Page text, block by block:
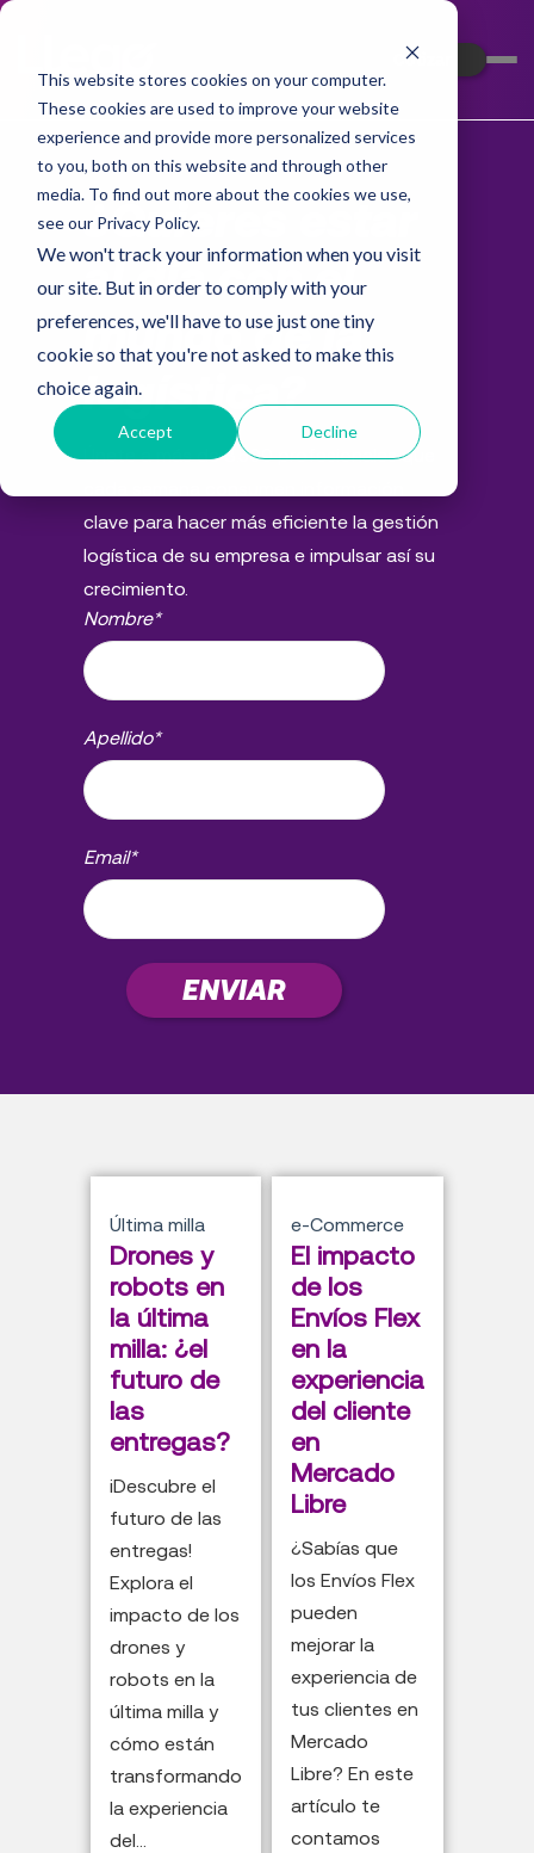
This website stores cookies on your computer.
These cookies are used to improve your website
experience and provide more personalized services
to you, both on this website and through other
media. To find out more about the cookies we use,
see our Privacy Policy.
We won't track your information when you visit
our site. But in order to comply with your
preferences, we'll have to use just one tiny
cookie so that you're not asked to make this
choice again.
Accept Decline
Cotizar
¿Quieres estar
al día con el
mundo de la
logística?
Únete a más de 3.500 profesionales que
clave para hacer más eficiente la gestión
logística de su empresa e impulsar así su
crecimiento.
Nombre*
Apellido*
Email*
Última milla
Drones y
robots en
la última
milla: ¿el
futuro de
las
entregas?
¡Descubre el
futuro de las
entregas!
Explora el
impacto de los
drones y
robots en la
última milla y
cómo están
transformando
la experiencia
del...
e-Commerce
El impacto
de los
Envíos Flex
en la
experiencia
del cliente
en
Mercado
Libre
¿Sabías que
los Envíos Flex
pueden
mejorar la
experiencia de
tus clientes en
Mercado
Libre? En este
artículo te
contamos